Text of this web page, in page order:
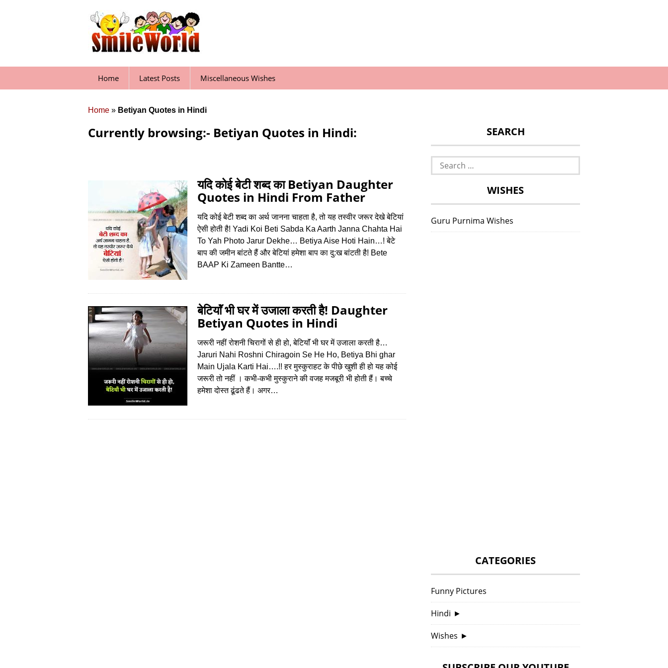
Home Latest Posts Miscellaneous Wishes
Home » Betiyan Quotes in Hindi
Currently browsing:- Betiyan Quotes in Hindi:
यदि कोई बेटी शब्द का Betiyan Daughter
Quotes in Hindi From Father
यदि कोई बेटी शब्द का अर्थ जानना चाहता है, तो यह तस्वीर जरूर देखे बेटियां
ऐसी होती है! Yadi Koi Beti Sabda Ka Aarth Janna Chahta Hai
To Yah Photo Jarur Dekhe… Betiya Aise Hoti Hain…! बेटे
बाप की जमीन बांटते हैं और बेटियां हमेशा बाप का दु:ख बांटती है! Bete
BAAP Ki Zameen Bantte…
बेटियाॅं भी घर में उजाला करती है! Daughter
Betiyan Quotes in Hindi
जरूरी नहीं रोशनी चिरागों से ही हो, बेटियाॅं भी घर में उजाला करती है…
Jaruri Nahi Roshni Chiragoin Se He Ho, Betiya Bhi ghar
Main Ujala Karti Hai….!! हर मुस्कुराहट के पीछे खुशी ही हो यह कोई
जरूरी तो नहीं । कभी-कभी मुस्कुराने की वजह मजबूरी भी होती हैं। बच्चे
हमेशा दोस्त ढूंढते हैं। अगर…
SEARCH
Search
for:
WISHES
Guru Purnima Wishes
CATEGORIES
Funny Pictures
Hindi ►
Wishes ►